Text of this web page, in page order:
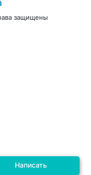
Написать
защищены